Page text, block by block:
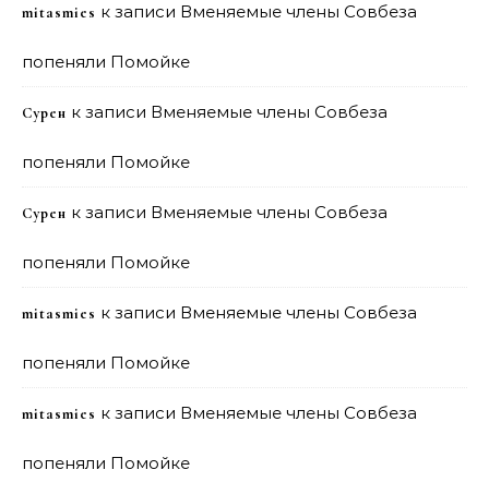
mitasmies к записи Вменяемые члены Совбеза
попеняли Помойке
Сурен к записи Вменяемые члены Совбеза
попеняли Помойке
Сурен к записи Вменяемые члены Совбеза
попеняли Помойке
mitasmies к записи Вменяемые члены Совбеза
попеняли Помойке
mitasmies к записи Вменяемые члены Совбеза
попеняли Помойке